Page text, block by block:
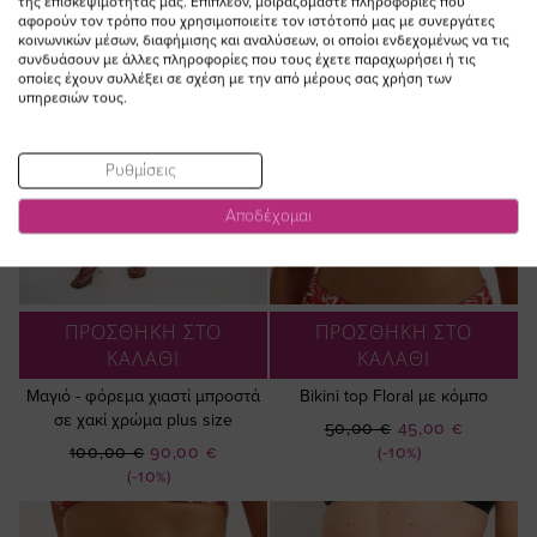
ΠΡΟΣΘΗΚΗ ΣΤΟ
ΚΑΛΑΘΙ
Μαγιό - φόρεμα χιαστί μπροστά
σε χακί χρώμα plus size
(-10%)
Ειδική
Τιμή
90,00 €
100,00 €
ΠΡΟΣΘΗΚΗ ΣΤΟ
ΚΑΛΑΘΙ
Bikini top Floral με κόμπο
(-10%)
Ειδική
Τιμή
45,00 €
50,00 €
αφορούν τον τρόπο που χρησιμοποιείτε τον ιστότοπό μας με συνεργάτες
κοινωνικών μέσων, διαφήμισης και αναλύσεων, οι οποίοι ενδεχομένως να τις
συνδυάσουν με άλλες πληροφορίες που τους έχετε παραχωρήσει ή τις
οποίες έχουν συλλέξει σε σχέση με την από μέρους σας χρήση των
υπηρεσιών τους.
Ρυθμίσεις
Αποδέχομαι